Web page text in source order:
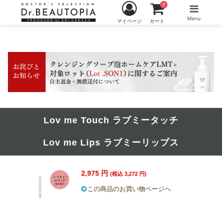
マイページ カート
0
Menu
Lov me Touch ラブミータッチ
Lov me Lips ラブミーリップス
2,975 円 (税込 3,272 円)
この商品のお買い物ページへ